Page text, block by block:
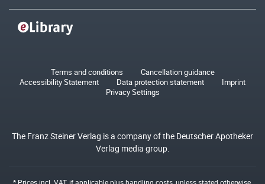
Terms and conditions
Cancellation guidance
Accessibility Statement
Data protection statement
Imprint
Privacy Settings
The Franz Steiner Verlag is a company of the Deutscher Apotheker
Verlag media group.